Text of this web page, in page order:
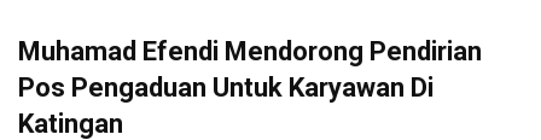
Muhamad Efendi Mendorong Pendirian
Pos Pengaduan Untuk Karyawan Di
Katingan